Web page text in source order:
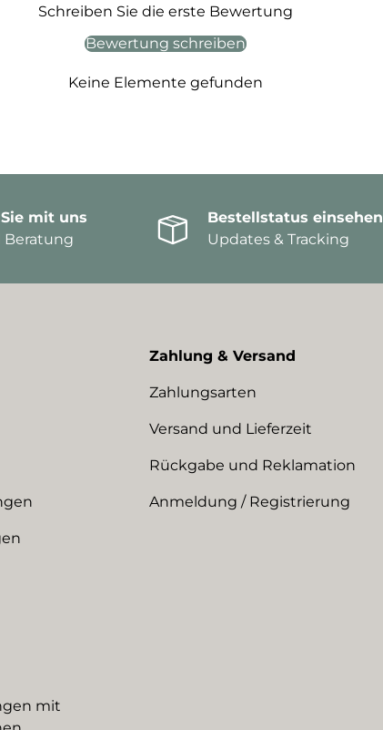
Schreiben Sie die erste Bewertung
Bewertung schreiben
Keine Elemente gefunden
mit uns
Beratung
Bestellstatus einsehen
Updates & Tracking
mit
Zahlung & Versand
Zahlungsarten
Versand und Lieferzeit
Rückgabe und Reklamation
Anmeldung / Registrierung